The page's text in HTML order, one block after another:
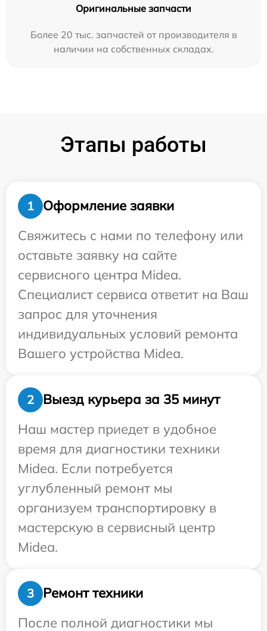
Оригинальные запчасти
Более 20 тыс. запчастей от производителя в
наличии на собственных складах.
Этапы работы
1
Оформление заявки
Свяжитесь с нами по телефону или
оставьте заявку на сайте
сервисного центра Midea.
Специалист сервиса ответит на Ваш
запрос для уточнения
индивидуальных условий ремонта
Вашего устройства Midea.
2
Выезд курьера за 35 минут
Наш мастер приедет в удобное
время для диагностики техники
Midea. Если потребуется
углубленный ремонт мы
организуем транспортировку в
мастерскую в сервисный центр
Midea.
3
Ремонт техники
После полной диагностики мы